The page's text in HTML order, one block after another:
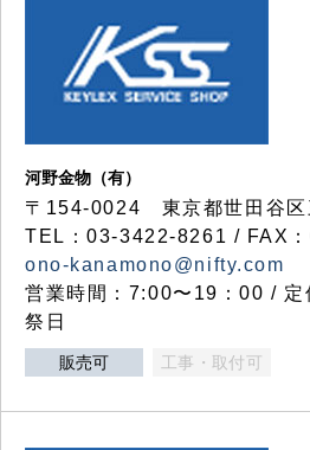
河野金物（有）
〒154-0024 東京都世田谷区
TEL：03-3422-8261 / FAX
ono-kanamono@nifty.com
営業時間：7:00〜19：00 / 定
祭日
販売可 工事・取付可